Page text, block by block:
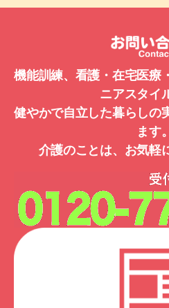
機能訓練、看護・在宅医療
ニアスタイ
健やかで自立した暮らしの
ます。
介護のことは、お気軽